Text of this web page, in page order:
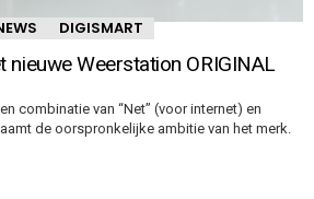
DIGISMART
nieuwe Weerstation ORIGINAL
combinatie van “Net” (voor internet) en
de oorspronkelijke ambitie van het merk.